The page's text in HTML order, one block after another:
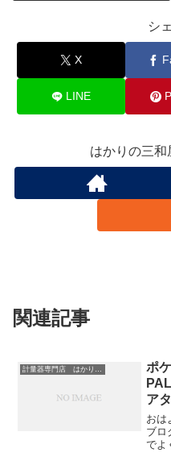
シ
X
LINE
はかりの三和
関連記事
計量器専門店 はかりの三和屋
ポ
ア
おは
ブロ
でよ